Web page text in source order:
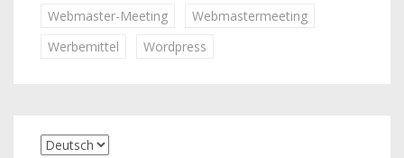
Webmaster-Meeting
Webmastermeeting
Werbemittel
Wordpress